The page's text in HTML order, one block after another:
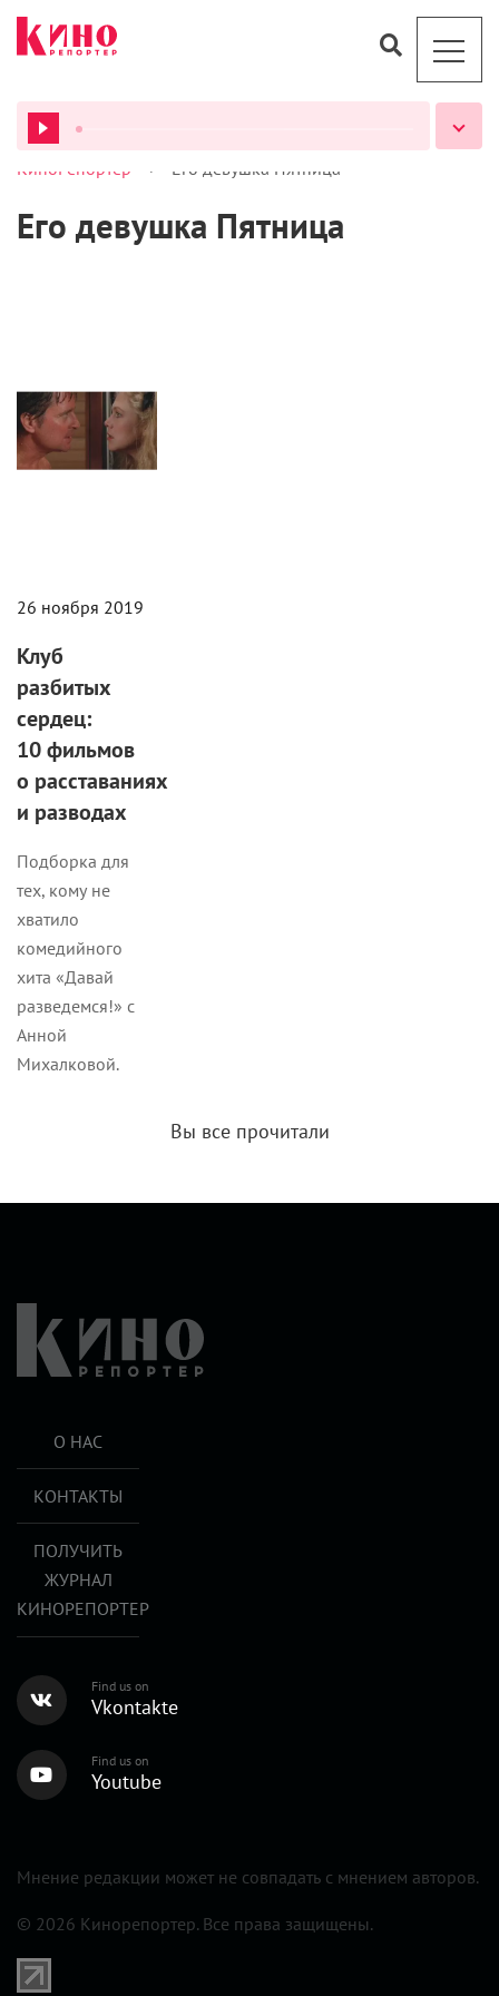
ВСЕ ПОДКАСТЫ
КиноРепортер > Его девушка Пятница
Его девушка Пятница
26 ноября 2019
Клуб
разбитых
сердец:
10 фильмов
о расставаниях
и разводах
Подборка для
тех, кому не
хватило
комедийного
хита «Давай
разведемся!» с
Анной
Михалковой.
Вы все прочитали
О НАС
КОНТАКТЫ
ПОЛУЧИТЬ
ЖУРНАЛ
КИНОРЕПОРТЕР
Find us on
Vkontakte
Find us on
Youtube
Мнение редакции может не совпадать с мнением авторов.
© 2026 Кинорепортер. Все права защищены.